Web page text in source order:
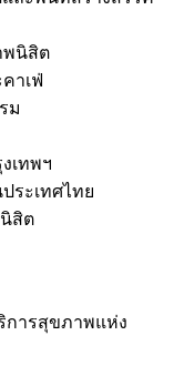
พนิสิต
าเฟ่
ม
เทพฯ
ระเทศไทย
สิต
การสุขภาพแห่ง